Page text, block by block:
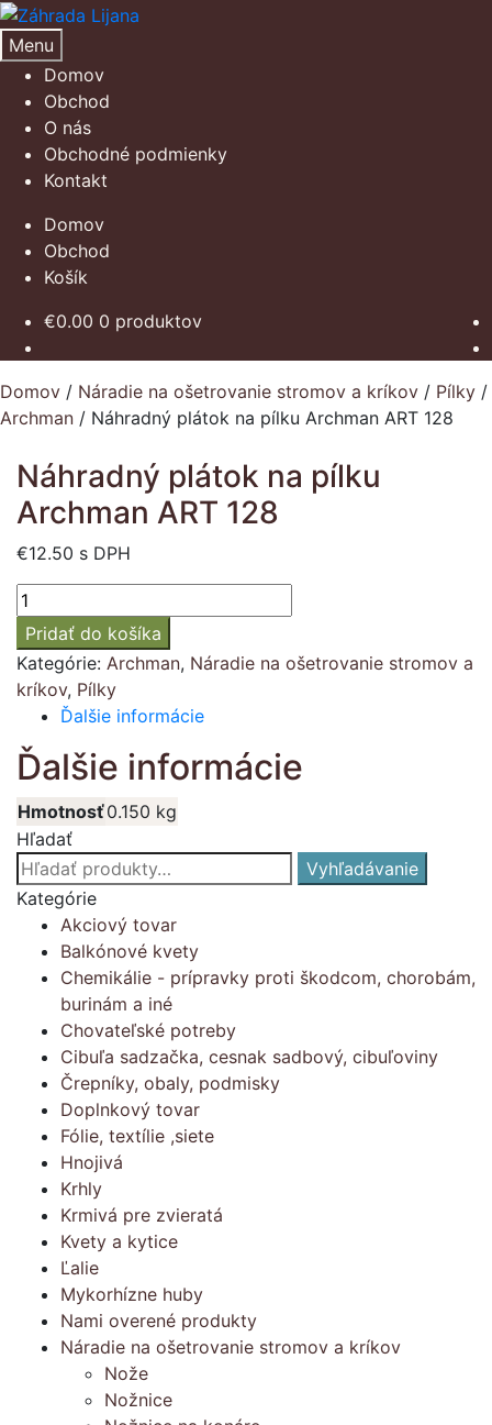
Preskočiť
na
navigáciu
Preskočiť
na
obsah
Menu
Domov
Obchod
O nás
Obchodné podmienky
Kontakt
Domov
Obchod
Košík
€0.00 0 produktov
Domov / Náradie na ošetrovanie stromov a kríkov / Pílky /
Archman / Náhradný plátok na pílku Archman ART 128
Náhradný plátok na pílku
Archman ART 128
€12.50 s DPH
množstvo
Náhradný
plátok
na
pílku
Archman
ART
128
Pridať do košíka
Kategórie: Archman, Náradie na ošetrovanie stromov a
kríkov, Pílky
Ďalšie informácie
Ďalšie informácie
Hmotnosť0.150 kg
Hľadať
Hľadať:
Vyhľadávanie
Kategórie
Akciový tovar
Balkónové kvety
Chemikálie - prípravky proti škodcom, chorobám,
burinám a iné
Chovateľské potreby
Cibuľa sadzačka, cesnak sadbový, cibuľoviny
Črepníky, obaly, podmisky
Doplnkový tovar
Fólie, textílie ,siete
Hnojivá
Krhly
Krmivá pre zvieratá
Kvety a kytice
Ľalie
Mykorhízne huby
Nami overené produkty
Náradie na ošetrovanie stromov a kríkov
Nože
Nožnice